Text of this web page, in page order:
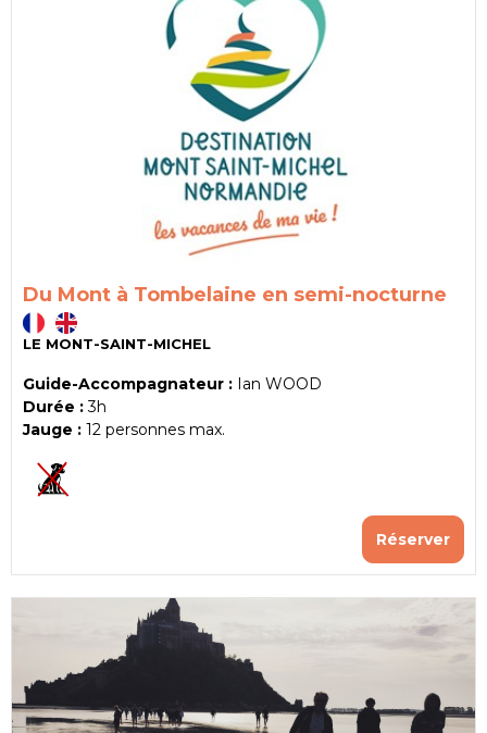
Du Mont à Tombelaine en semi-nocturne
LE MONT-SAINT-MICHEL
Guide-Accompagnateur : Ian WOOD
Durée : 3h
Jauge : 12 personnes max.
Réserver